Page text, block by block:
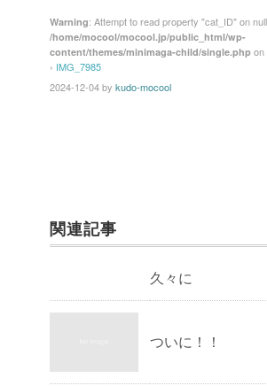
Warning: Attempt to read property "cat_ID" on
/home/mocool/mocool.jp/public_html/wp-
content/themes/minimaga-child/single.php on
› IMG_7985
2024-12-04by kudo-mocool
関連記事
久々に
ついに！！